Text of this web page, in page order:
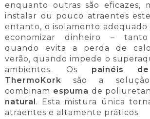
enquanto outras são eficazes,
instalar ou pouco atraentes
entanto, o isolamento adequado
economizar dinheiro –
quando evita a perda de
verão, quando impede o
ambientes. Os painéis
ThermoKork são a
combinam espuma de
natural . Esta mistura única
atraentes e altamente práticos.